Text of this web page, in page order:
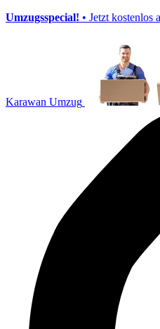
Umzugsspecial! • Jetzt
Karawan Umzug